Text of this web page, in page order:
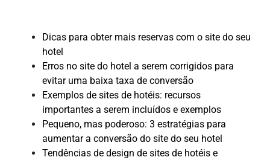
Dicas para obter mais reservas com o site do seu
hotel
Erros no site do hotel a serem corrigidos para
evitar uma baixa taxa de conversão
Exemplos de sites de hotéis: recursos
importantes a serem incluídos e exemplos
Pequeno, mas poderoso: 3 estratégias para
aumentar a conversão do site do seu hotel
Tendências de design de sites de hotéis e